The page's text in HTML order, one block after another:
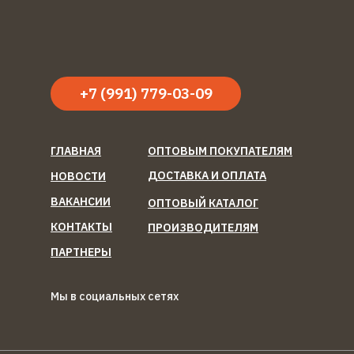
Мы в социальных сетях
ГЛАВНАЯ
НОВОСТИ
ВАКАНСИИ
КОНТАКТЫ
ПАРТНЕРЫ
ОПТОВЫМ ПОКУПАТЕЛЯМ
ДОСТАВКА И ОПЛАТА
ОПТОВЫЙ КАТАЛОГ
ПРОИЗВОДИТЕЛЯМ
+7 (991) 779-03-09